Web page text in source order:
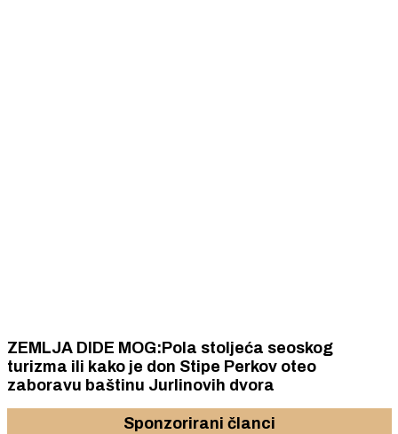
ZEMLJA DIDE MOG:Pola stoljeća seoskog
turizma ili kako je don Stipe Perkov oteo
zaboravu baštinu Jurlinovih dvora
Sponzorirani članci